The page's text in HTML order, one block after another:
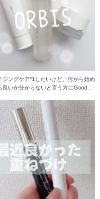
ジングケア*1したいけど、何から始め
良いか分からないと言う方にGoodで